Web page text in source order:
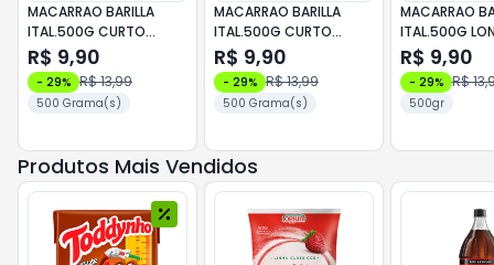
MACARRAO BARILLA
ITAL.500G CURTO
FUSILLI
R$ 9,90
- 29% R$ 13,99
500 Grama(s)
MACARRAO BARILLA
ITAL.500G CURTO
RIGATONI
R$ 9,90
- 29% R$ 13,99
500 Grama(s)
MACARRAO
ITAL.500G
R$ 9,90
- 29% R$
500gr
Produtos Mais Vendidos